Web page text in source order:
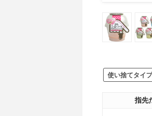
使い捨てタイプ
指先